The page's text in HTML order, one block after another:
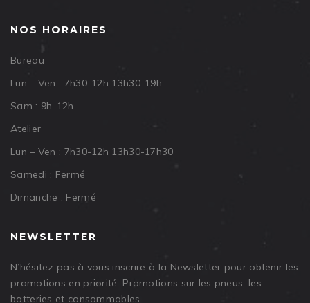
NOS HORAIRES
Bureau
Lun – Ven : 7h30-12h 13h30-19h
Sam : 9h-12h
Atelier
Lun – Ven : 7h30-12h 13h30-17h30
Samedi : Fermé
Dimanche : Fermé
NEWSLETTER
N’hésitez pas à vous inscrire à la Newsletter pour obtenir les
promotions en priorité. Promotions sur les pneus, les
batteries et consommables